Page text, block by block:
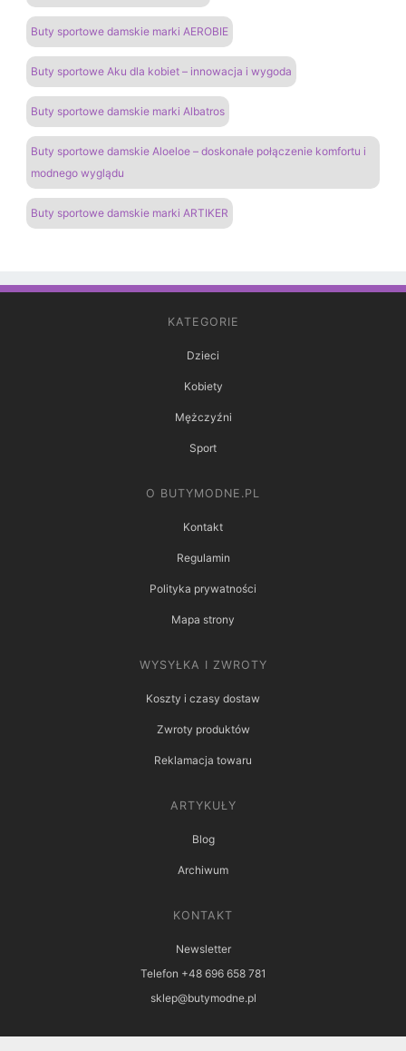
Buty sportowe damskie marki AEROBIE
Buty sportowe Aku dla kobiet – innowacja i wygoda
Buty sportowe damskie marki Albatros
Buty sportowe damskie Aloeloe – doskonałe połączenie komfortu i
modnego wyglądu
Buty sportowe damskie marki ARTIKER
KATEGORIE
Dzieci
Kobiety
Mężczyźni
Sport
O BUTYMODNE.PL
Kontakt
Regulamin
Polityka prywatności
Mapa strony
WYSYŁKA I ZWROTY
Koszty i czasy dostaw
Zwroty produktów
Reklamacja towaru
ARTYKUŁY
Blog
Archiwum
KONTAKT
Newsletter
Telefon +48 696 658 781
sklep@butymodne.pl